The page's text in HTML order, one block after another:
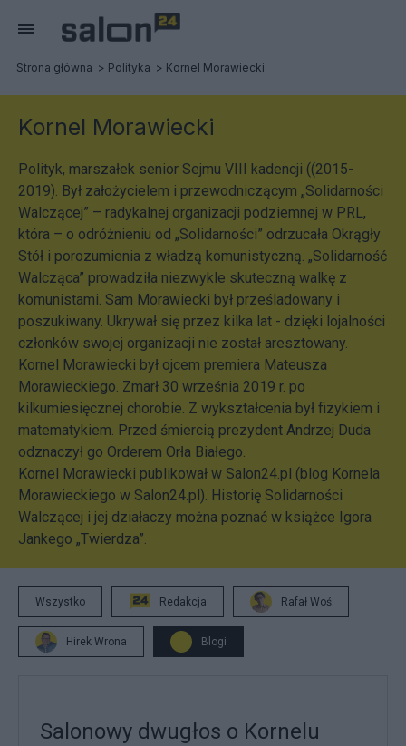
Strona główna Polityka Kornel Morawiecki
Kornel Morawiecki
Polityk, marszałek senior Sejmu VIII kadencji ((2015-
2019). Był założycielem i przewodniczącym „Solidarności
Walczącej” – radykalnej organizacji podziemnej w PRL,
która – o odróżnieniu od „Solidarności” odrzucała Okrągły
Stół i porozumienia z władzą komunistyczną. „Solidarność
Walcząca” prowadziła niezwykle skuteczną walkę z
komunistami. Sam Morawiecki był prześladowany i
poszukiwany. Ukrywał się przez kilka lat - dzięki lojalności
członków swojej organizacji nie został aresztowany.
Kornel Morawiecki był ojcem premiera Mateusza
Morawieckiego. Zmarł 30 września 2019 r. po
kilkumiesięcznej chorobie. Z wykształcenia był fizykiem i
matematykiem. Przed śmiercią prezydent Andrzej Duda
odznaczył go Orderem Orła Białego.
Kornel Morawiecki publikował w Salon24.pl (blog Kornela
Morawieckiego w Salon24.pl). Historię Solidarności
Walczącej i jej działaczy można poznać w książce Igora
Jankego „Twierdza”.
Wszystko Redakcja Rafał Woś
Hirek Wrona Blogi
Salonowy dwugłos o Kornelu